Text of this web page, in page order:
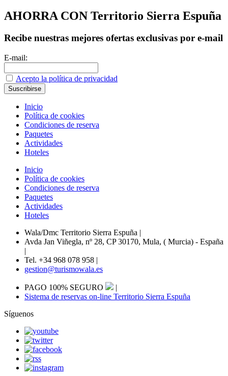
AHORRA CON Territorio Sierra Espuña
Recibe nuestras mejores ofertas exclusivas por e-mail
E-mail:
Acepto la política de privacidad
Inicio
Política de cookies
Condiciones de reserva
Paquetes
Actividades
Hoteles
Inicio
Política de cookies
Condiciones de reserva
Paquetes
Actividades
Hoteles
Wala/Dmc Territorio Sierra Espuña |
Avda Jan Viñegla, nº 28, CP 30170, Mula, ( Murcia) - España
|
Tel. +34 968 078 958 |
gestion@turismowala.es
PAGO 100% SEGURO
|
Sistema de reservas on-line Territorio Sierra Espuña
Síguenos